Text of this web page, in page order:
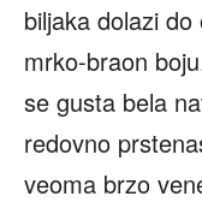
biljaka dolazi
mrko-braon
se gusta bela
redovno
veoma brzo